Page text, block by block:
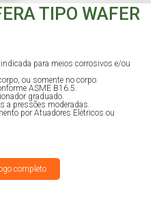
TIPO WAFER
para meios corrosivos e/ou
ou somente no corpo.
ASME B16.5.
graduado.
a pressões moderadas.
por Atuadores Elétricos ou
completo